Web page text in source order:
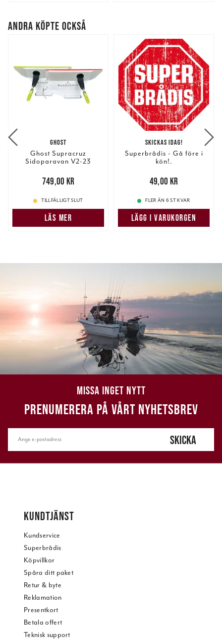
ANDRA KÖPTE OCKSÅ
GHOST
Ghost Supracruz
Sidoparavan V2-23
749,00 kr
749,00 kr
TILLFÄLLIGT SLUT
LÄS MER
SKICKAS IDAG!
Superbrådis - Gå före i
kön!.
49,00 kr
49,00 kr
FLER ÄN 6 ST KVAR
LÄGG I VARUKORGEN
MISSA INGET NYTT
PRENUMERERA PÅ VÅRT NYHETSBREV
SKICKA
KUNDTJÄNST
Kundservice
Superbrådis
Köpvillkor
Spåra ditt paket
Retur & byte
Reklamation
Presentkort
Betala offert
Teknisk support